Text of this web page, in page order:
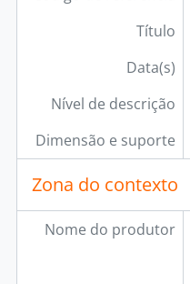
Título
Data(s)
Nível de descrição
Dimensão e suporte
Zona do contexto
Nome do produtor